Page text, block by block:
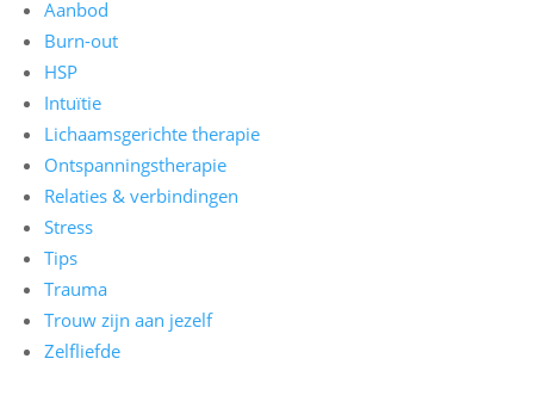
Aanbod
Burn-out
HSP
Intuïtie
Lichaamsgerichte therapie
Ontspanningstherapie
Relaties & verbindingen
Stress
Tips
Trauma
Trouw zijn aan jezelf
Zelfliefde